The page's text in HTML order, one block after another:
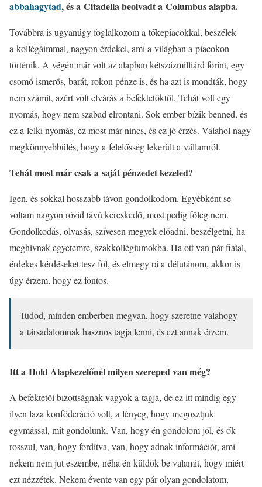
abbahagytad, és a Citadella beolvadt a Columbus alapba.
Továbbra is ugyanúgy foglalkozom a tőkepiacokkal, beszélek
a kollégáimmal, nagyon érdekel, ami a világban a piacokon
történik. A végén már volt az alapban kétszázmilliárd forint, egy
csomó ismerős, barát, rokon pénze is, és ha azt is mondták, hogy
nem számít, azért volt elvárás a befektetőktől. Tehát volt egy
nyomás, hogy nem szabad elrontani. Sok ember bízik benned, és
ez a lelki nyomás, ez most már nincs, és ez jó érzés. Valahol nagy
megkönnyebbülés, hogy a felelősség lekerült a vállamról.
Tehát most már csak a saját pénzedet kezeled?
Igen, és sokkal hosszabb távon gondolkodom. Egyébként se
voltam nagyon rövid távú kereskedő, most pedig főleg nem.
Gondolkodás, olvasás, szívesen megyek előadni, beszélgetni, ha
meghívnak egyetemre, szakkollégiumokba. Ha ott van pár fiatal,
érdekes kérdéseket tesz föl, és elmegy rá a délutánom, akkor is
úgy érzem, hogy ez fontos.
Tudod, minden emberben megvan, hogy szeretne valahogy
a társadalomnak hasznos tagja lenni, és ezt annak érzem.
Itt a Hold Alapkezelőnél milyen szereped van még?
A befektetői bizottságnak vagyok a tagja, de ez itt mindig egy
ilyen laza konföderáció volt, a lényeg, hogy megosztjuk
egymással, mit gondolunk. Van, hogy én gondolom jól, és ők
rosszul, van, hogy fordítva, van, hogy adnak információt, ami
nekem nem jut eszembe, néha én küldök be valamit, hogy miért
ezt nézzétek. Nekem évente van egy pár olyan gondolatom,